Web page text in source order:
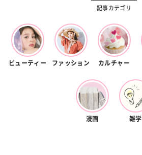
記事カテゴリ
ビューティー ファッション カルチャー
漫画 雑学